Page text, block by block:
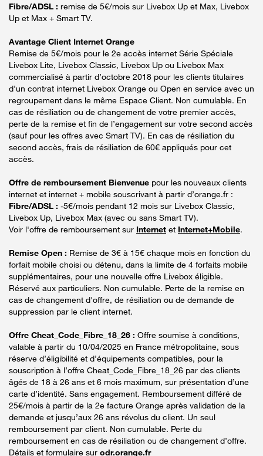
Fibre/ADSL : remise de 5€/mois sur Livebox Up et Max, Livebox
Up et Max + Smart TV.
Avantage Client Internet Orange
Remise de 5€/mois pour le 2e accès internet Série Spéciale
Livebox Lite, Livebox Classic, Livebox Up ou Livebox Max
commercialisé à partir d’octobre 2018 pour les clients titulaires
d’un contrat internet Livebox Orange ou Open en service avec un
regroupement dans le même Espace Client. Non cumulable. En
cas de résiliation ou de changement de votre premier accès,
perte de la remise et fin de l’engagement sur votre second accès
(sauf pour les offres avec Smart TV). En cas de résiliation du
second accès, frais de résiliation de 60€ appliqués pour cet
accès.
Offre de remboursement Bienvenue pour les nouveaux clients
internet et internet + mobile souscrivant à partir d’orange.fr :
Fibre/ADSL : -5€/mois pendant 12 mois sur Livebox Classic,
Livebox Up, Livebox Max (avec ou sans Smart TV).
Voir l'offre de remboursement sur Internet et Internet+Mobile.
Remise Open : Remise de 3€ à 15€ chaque mois en fonction du
forfait mobile choisi ou détenu, dans la limite de 4 forfaits mobile
supplémentaires, pour une nouvelle offre Livebox éligible.
Réservé aux particuliers. Non cumulable. Perte de la remise en
cas de changement d'offre, de résiliation ou de demande de
suppression par le client internet.
Offre Cheat_Code_Fibre_18_26 : Offre soumise à conditions,
valable à partir du 10/04/2025 en France métropolitaine, sous
réserve d’éligibilité et d’équipements compatibles, pour la
souscription à l’offre Cheat_Code_Fibre_18_26 par des clients
âgés de 18 à 26 ans et 6 mois maximum, sur présentation d’une
carte d’identité. Sans engagement. Remboursement différé de
25€/mois à partir de la 2e facture Orange après validation de la
demande et jusqu’aux 26 ans révolus du client. Un seul
remboursement par client. Non cumulable. Perte du
remboursement en cas de résiliation ou de changement d’offre.
Détails et formulaire sur odr.orange.fr